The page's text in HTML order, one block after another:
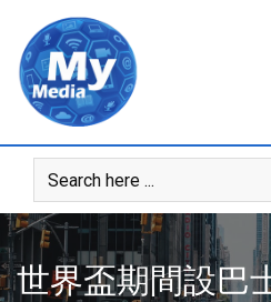
世界盃期間設巴